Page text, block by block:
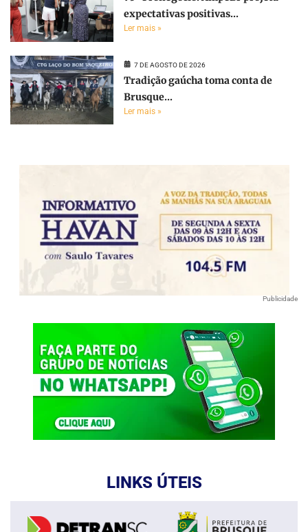
expectativas positivas...
Ler mais »
7 DE AGOSTO DE 2026
Tradição gaúcha toma conta de
Brusque...
Ler mais »
Publicidade
LINKS ÚTEIS